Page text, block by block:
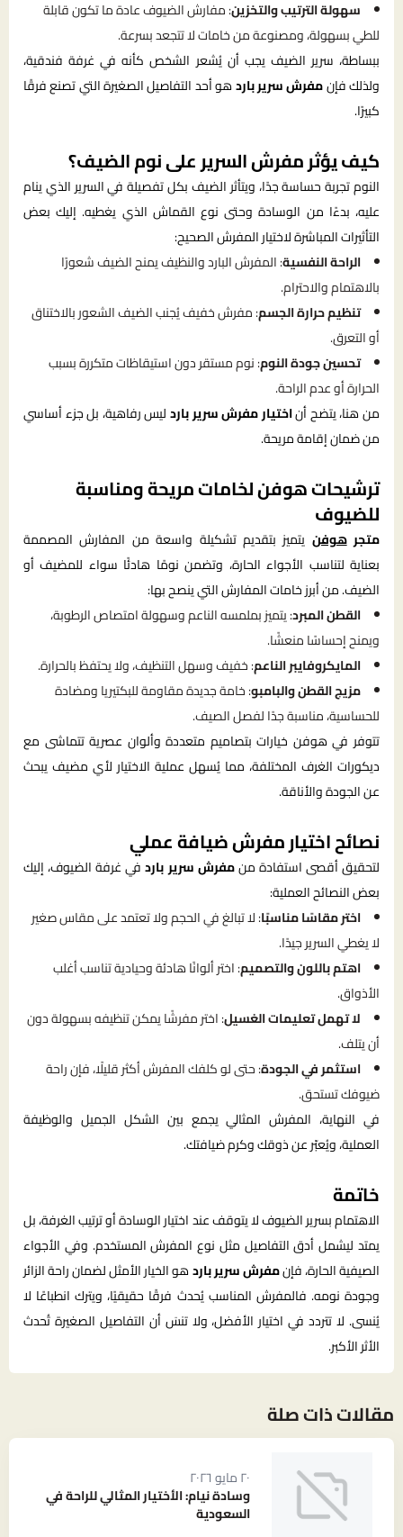
سهولة الترتيب والتخزين: مفارش الضيوف عادة ما تكون قابلة
للطي بسهولة، ومصنوعة من خامات لا تتجعد بسرعة.
ببساطة، سرير الضيف يجب أن يُشعر الشخص كأنه في غرفة فندقية،
ولذلك فإنمفرش سرير باردهو أحد التفاصيل الصغيرة التي تصنع فرقًا
كبيرًا.
كيف يؤثر مفرش السرير على نوم الضيف؟
النوم تجربة حساسة جدًا، ويتأثر الضيف بكل تفصيلة في السرير الذي ينام
عليه، بدءًا من الوسادة وحتى نوع القماش الذي يغطيه. إليك بعض
التأثيرات المباشرة لاختيار المفرش الصحيح:
الراحة النفسية: المفرش البارد والنظيف يمنح الضيف شعورًا
بالاهتمام والاحترام.
تنظيم حرارة الجسم: مفرش خفيف يُجنب الضيف الشعور بالاختناق
أو التعرق.
تحسين جودة النوم: نوم مستقر دون استيقاظات متكررة بسبب
الحرارة أو عدم الراحة.
من هنا، يتضح أناختيار مفرش سرير باردليس رفاهية، بل جزء أساسي
من ضمان إقامة مريحة.
ترشيحات هوفن لخامات مريحة ومناسبة
للضيوف
متجرهوفن يتميز بتقديم تشكيلة واسعة من المفارش المصممة
بعناية لتناسب الأجواء الحارة، وتضمن نومًا هادئًا سواء للمضيف أو
الضيف. من أبرز خامات المفارش التي ينصح بها:
القطن المبرد: يتميز بملمسه الناعم وسهولة امتصاص الرطوبة،
ويمنح إحساسًا منعشًا.
المايكروفايبر الناعم: خفيف وسهل التنظيف، ولا يحتفظ بالحرارة.
مزيج القطن والبامبو: خامة جديدة مقاومة للبكتيريا ومضادة
للحساسية، مناسبة جدًا لفصل الصيف.
تتوفر في هوفن خيارات بتصاميم متعددة وألوان عصرية تتماشى مع
ديكورات الغرف المختلفة، مما يُسهل عملية الاختيار لأي مضيف يبحث
عن الجودة والأناقة.
نصائح اختيار مفرش ضيافة عملي
لتحقيق أقصى استفادة منمفرش سرير باردفي غرفة الضيوف، إليك
بعض النصائح العملية:
اختر مقاسًا مناسبًا: لا تبالغ في الحجم ولا تعتمد على مقاس صغير
لا يغطي السرير جيدًا.
اهتم باللون والتصميم: اختر ألوانًا هادئة وحيادية تناسب أغلب
الأذواق.
لا تهمل تعليمات الغسيل: اختر مفرشًا يمكن تنظيفه بسهولة دون
أن يتلف.
استثمر في الجودة: حتى لو كلفك المفرش أكثر قليلًا، فإن راحة
ضيوفك تستحق.
في النهاية، المفرش المثالي يجمع بين الشكل الجميل والوظيفة
العملية، ويُعبّر عن ذوقك وكرم ضيافتك.
خاتمة
الاهتمام بسرير الضيوف لا يتوقف عند اختيار الوسادة أو ترتيب الغرفة، بل
يمتد ليشمل أدق التفاصيل مثل نوع المفرش المستخدم. وفي الأجواء
الصيفية الحارة، فإنمفرش سرير باردهو الخيار الأمثل لضمان راحة الزائر
وجودة نومه. فالمفرش المناسب يُحدث فرقًا حقيقيًا، ويترك انطباعًا لا
يُنسى. لا تتردد في اختيار الأفضل، ولا تنسَ أن التفاصيل الصغيرة تُحدث
الأثر الأكبر.
مقالات ذات صلة
٢٠ مايو ٢٠٢٦
وسادة نيام: الأختيار المثالي للراحة في
السعودية